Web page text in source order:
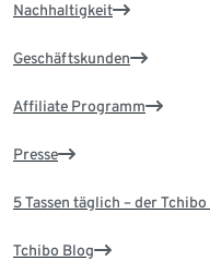
Nachhaltigkeit
Geschäftskunden
Affiliate Programm
Presse
5 Tassen täglich – der
Tchibo Blog